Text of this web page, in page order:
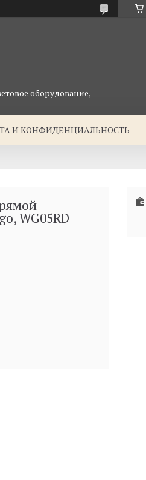
оборудование,
И КОНФИДЕНЦИАЛЬНОСТЬ
WG05RD